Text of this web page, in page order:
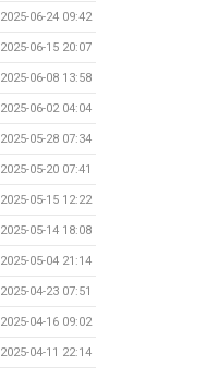
2025-06-24 09:42
2025-06-15 20:07
2025-06-08 13:58
2025-06-02 04:04
2025-05-28 07:34
2025-05-20 07:41
2025-05-15 12:22
2025-05-14 18:08
2025-05-04 21:14
2025-04-23 07:51
2025-04-16 09:02
2025-04-11 22:14